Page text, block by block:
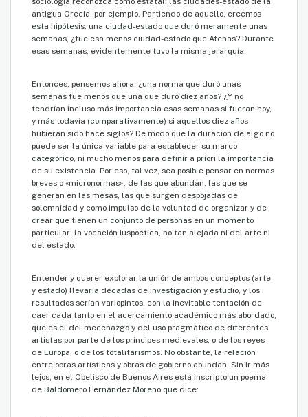
antigua Grecia, por ejemplo. Partiendo de aquello, creemos
esta hipótesis: una ciudad-estado que duró meramente unas
semanas, ¿fue esa menos ciudad-estado que Atenas? Durante
esas semanas, evidentemente tuvo la misma jerarquía.
Entonces, pensemos ahora: ¿una norma que duró unas
semanas fue menos que una que duró diez años? ¿Y no
tendrían incluso más importancia esas semanas si fueran hoy,
y más todavía (comparativamente) si aquellos diez años
hubieran sido hace siglos? De modo que la duración de algo no
puede ser la única variable para establecer su marco
categórico, ni mucho menos para definir a priori la importancia
de su existencia. Por eso, tal vez, sea posible pensar en normas
breves o «micronormas», de las que abundan, las que se
generan en las mesas, las que surgen despojadas de
solemnidad y como impulso de la voluntad de organizar y de
crear que tienen un conjunto de personas en un momento
particular: la vocación iuspoética, no tan alejada ni del arte ni
del estado.
Entender y querer explorar la unión de ambos conceptos (arte
y estado) llevaría décadas de investigación y estudio, y los
resultados serían variopintos, con la inevitable tentación de
caer cada tanto en el acercamiento académico más abordado,
que es el del mecenazgo y del uso pragmático de diferentes
artistas por parte de los príncipes medievales, o de los reyes
de Europa, o de los totalitarismos. No obstante, la relación
entre obras artísticas y obras de gobierno abundan. Sin ir más
lejos, en el Obelisco de Buenos Aires está inscripto un poema
de Baldomero Fernández Moreno que dice: